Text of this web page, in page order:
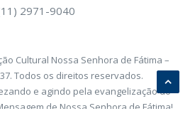
2971-9040
Cultural Nossa Senhora de Fátima –
37. Todos os direitos reservados.
e agindo pela evangelização do
de Nossa Senhora de Fátima!